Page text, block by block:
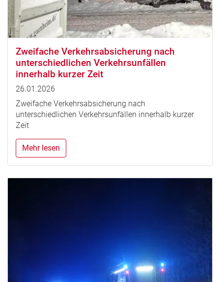
Zweifache Verkehrsabsicherung nach
unterschiedlichen Verkehrsunfällen
innerhalb kurzer Zeit
26.01.2026
Zweifache Verkehrsabsicherung nach
unterschiedlichen Verkehrsunfällen innerhalb kurzer
Zeit
Mehr lesen